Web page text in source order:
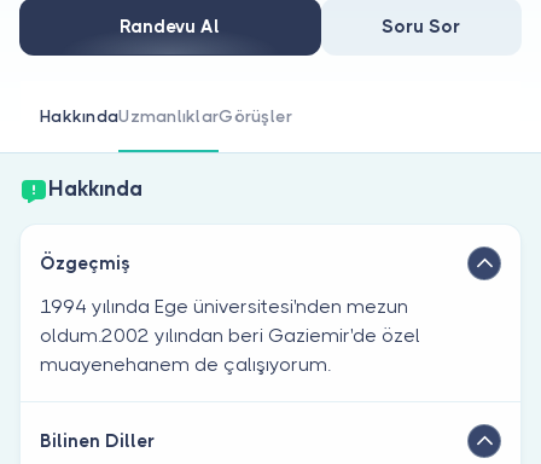
Doktor musunuz?
Randevu Al Soru Sor
HakkındaUzmanlıklarGörüşler
Hakkında
Özgeçmiş
1994 yılında Ege üniversitesi'nden mezun
oldum.2002 yılından beri Gaziemir'de özel
muayenehanem de çalışıyorum.
Bilinen Diller